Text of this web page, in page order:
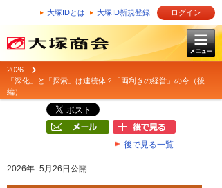
大塚IDとは 大塚ID新規登録 ログイン
2026
「深化」と「探索」は連続体？「両利きの経営」の今（後
編）
後で見る一覧
2026年 5月26日公開